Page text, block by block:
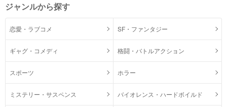
ジャンルから探す
恋愛・ラブコメ SF・ファンタジー
ギャグ・コメディ 格闘・バトルアクション
スポーツ ホラー
ミステリー・サスペンス バイオレンス・ハードボイルド